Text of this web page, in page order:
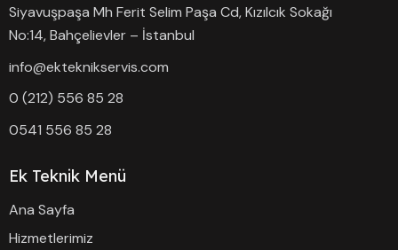
Siyavuşpaşa Mh Ferit Selim Paşa Cd, Kızılcık Sokağı
No:14, Bahçelievler – İstanbul
info@ekteknikservis.com
0 (212) 556 85 28
0541 556 85 28
Ek Teknik Menü
Ana Sayfa
Hizmetlerimiz